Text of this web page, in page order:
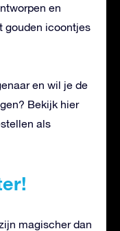
en
gouden icoontjes
en wil je de
Bekijk hier
als
magischer dan